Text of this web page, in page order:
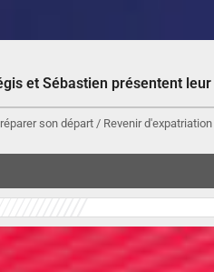
et Sébastien présentent
son départ / Revenir d'expatriation